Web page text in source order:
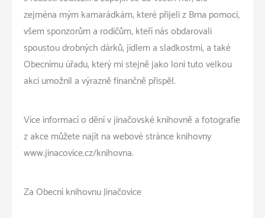
zejména mým kamarádkám, které přijeli z Brna pomoci,
všem sponzorům a rodičům, kteří nás obdarovali
spoustou drobných dárků, jídlem a sladkostmi, a také
Obecnímu úřadu, který mi stejně jako loni tuto velkou
akci umožnil a výrazně finančně přispěl.
Více informací o dění v jinačovské knihovně a fotografie
z akce můžete najít na webové stránce knihovny
www.jinacovice.cz/knihovna.
Za Obecní knihovnu Jinačovice